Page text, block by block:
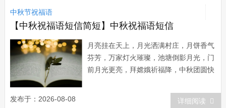
中秋节祝福语
【中秋祝福语短信简短】中秋祝福语短信
月亮挂在天上，月光洒满村庄，月饼香气
芬芳，万家灯火璀璨，池塘倒影月光，门
前月光更亮，拜嫦娥祈福降，中秋团圆快
明明圆月无缺，淡淡桂影微斜，落落清辉
分外洁，绵绵送温馨体贴，不论天涯海
发布于：2026-08-08 详细阅读